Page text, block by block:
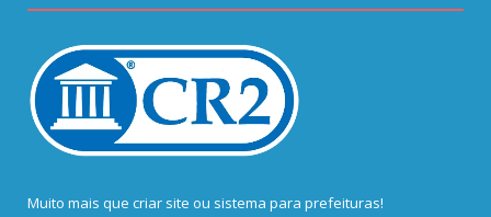
Muito mais que criar site ou sistema para prefeituras!